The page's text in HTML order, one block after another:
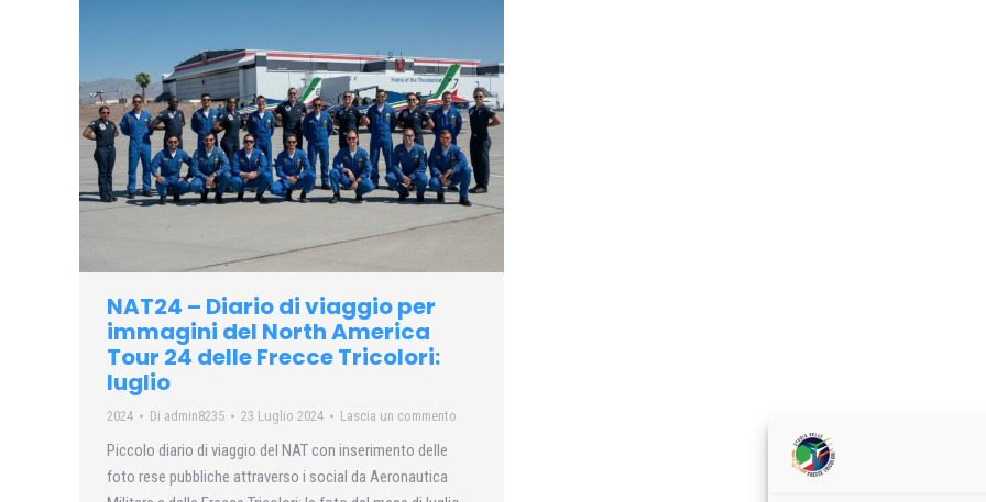
NAT24 – Diario di viaggio per
immagini del North America
Tour 24 delle Frecce Tricolori:
luglio
2024 Di admin8235 23 Luglio 2024 Lascia un commento
Piccolo diario di viaggio del NAT con inserimento delle
foto rese pubbliche attraverso i social da Aeronautica